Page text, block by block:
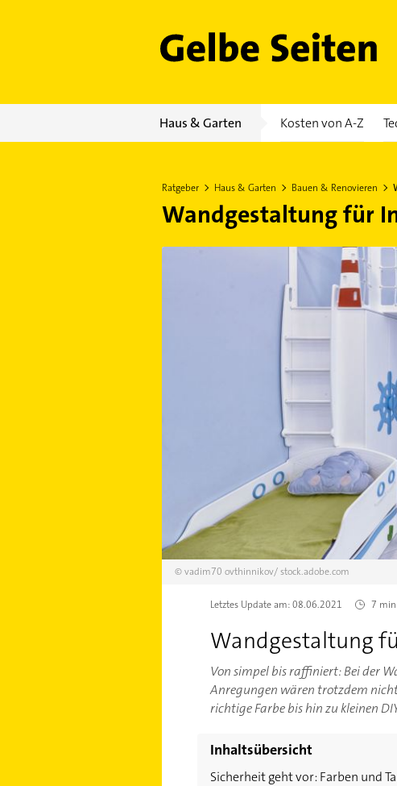
Gelbe Seiten
Haus & Garten Kosten von A-Z
Ratgeber Haus & Garten Bauen & Renovieren
Wandgestaltung für
©vadim70 ovthinnikov/stock.adobe.com
Letztes Update am:08.06.2021 7 min
Wandgestaltung
Von simpel bis raffiniert: Bei der
Anregungen wären trotzdem
richtige Farbe bis hin zu kleinen
Inhaltsübersicht
Sicherheit geht vor: Farben und